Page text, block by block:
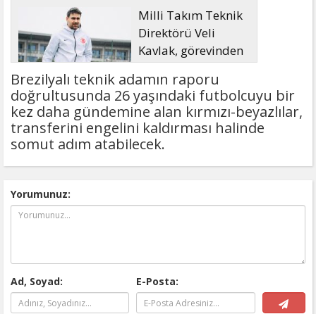
Milli Takım Teknik
Direktörü Veli
Kavlak, görevinden
ayrıldı
Brezilyalı teknik adamın raporu
doğrultusunda 26 yaşındaki futbolcuyu bir
kez daha gündemine alan kırmızı-beyazlılar,
transferini engelini kaldırması halinde
somut adım atabilecek.
Yorumunuz:
Ad, Soyad: E-Posta: